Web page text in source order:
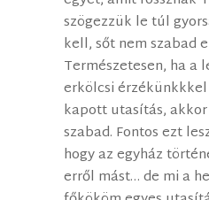
szögezzük le túl
kell, sőt nem szabad
Természetesen, ha
erkölcsi
kapott utasítás,
szabad. Fontos ezt
hogy az egyház
erről mást… de mi a